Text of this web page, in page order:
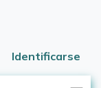
Identificarse